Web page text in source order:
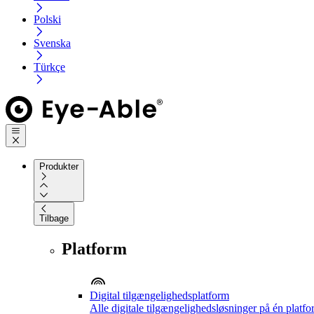
Polski
Svenska
Türkçe
Produkter
Tilbage
Platform
Digital tilgængelighedsplatform
Alle digitale tilgængelighedsløsninger på én